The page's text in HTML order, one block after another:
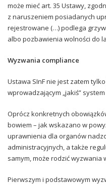
może mieć art. 35 Ustawy,
z naruszeniem posiadanych
rejestrowane (…) podlega
albo pozbawienia wolności do
Wyzwania compliance
Ustawa SInF nie jest zatem
wprowadzającym „jakiś”
Oprócz konkretnych
bowiem – jak wskazano w
uprawnienia dla organów
administracyjnych, a także
samym, może rodzić wyzwania
Pierwszym i podstawowym